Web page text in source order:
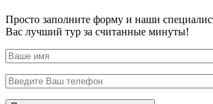
Просто заполните форму и наши
Вас лучший тур за считанные минуты!